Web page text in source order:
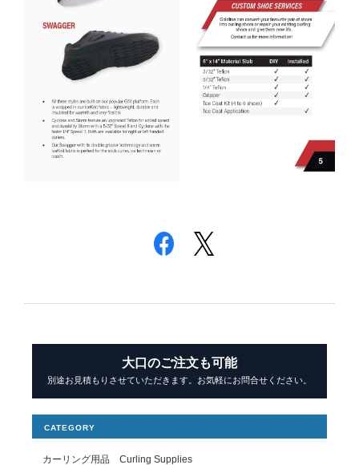
大口のご注文も可能
別途お見積もりさせていただきます。お気軽にお問合せください。
CATEGORY
カーリング用品 Curling Supplies